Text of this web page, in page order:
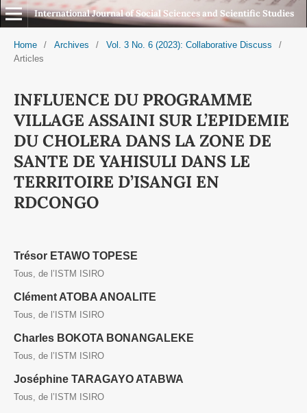
International Journal of Social Sciences and Scientific Studies
Home / Archives / Vol. 3 No. 6 (2023): Collaborative Discuss
/
Articles
INFLUENCE DU PROGRAMME
VILLAGE ASSAINI SUR L’EPIDEMIE
DU CHOLERA DANS LA ZONE DE
SANTE DE YAHISULI DANS LE
TERRITOIRE D’ISANGI EN
RDCONGO
Trésor ETAWO TOPESE
Tous, de l’ISTM ISIRO
Clément ATOBA ANOALITE
Tous, de l’ISTM ISIRO
Charles BOKOTA BONANGALEKE
Tous, de l’ISTM ISIRO
Joséphine TARAGAYO ATABWA
Tous, de l’ISTM ISIRO